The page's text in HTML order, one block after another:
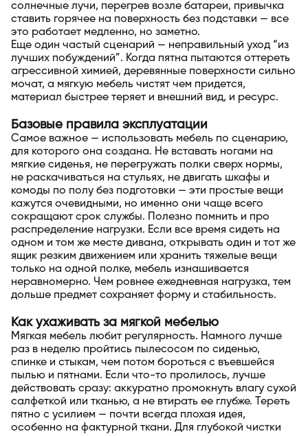
солнечные лучи, перегрев возле батареи, привычка
ставить горячее на поверхность без подставки — все
это работает медленно, но заметно.
Еще один частый сценарий — неправильный уход “из
лучших побуждений”. Когда пятна пытаются оттереть
агрессивной химией, деревянные поверхности сильно
мочат, а мягкую мебель чистят чем придется,
материал быстрее теряет и внешний вид, и ресурс.
Базовые правила эксплуатации
Самое важное — использовать мебель по сценарию,
для которого она создана. Не вставать ногами на
мягкие сиденья, не перегружать полки сверх нормы,
не раскачиваться на стульях, не двигать шкафы и
комоды по полу без подготовки — эти простые вещи
кажутся очевидными, но именно они чаще всего
сокращают срок службы. Полезно помнить и про
распределение нагрузки. Если все время сидеть на
одном и том же месте дивана, открывать один и тот же
ящик резким движением или хранить тяжелые вещи
только на одной полке, мебель изнашивается
неравномерно. Чем ровнее ежедневная нагрузка, тем
дольше предмет сохраняет форму и стабильность.
Как ухаживать за мягкой мебелью
Мягкая мебель любит регулярность. Намного лучше
раз в неделю пройтись пылесосом по сиденью,
спинке и стыкам, чем потом бороться с въевшейся
пылью и пятнами. Если что-то пролилось, лучше
действовать сразу: аккуратно промокнуть влагу сухой
салфеткой или тканью, а не втирать ее глубже. Тереть
пятно с усилием — почти всегда плохая идея,
особенно на фактурной ткани. Для глубокой чистки